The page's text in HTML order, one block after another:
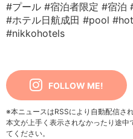
#プール #宿泊者限定 #宿泊
#ホテル日航成田 #pool
#nikkohotels
FOLLOW ME!
※本ニュースはRSSにより自動配信され
本文が上手く表示されなかったり途
てください。